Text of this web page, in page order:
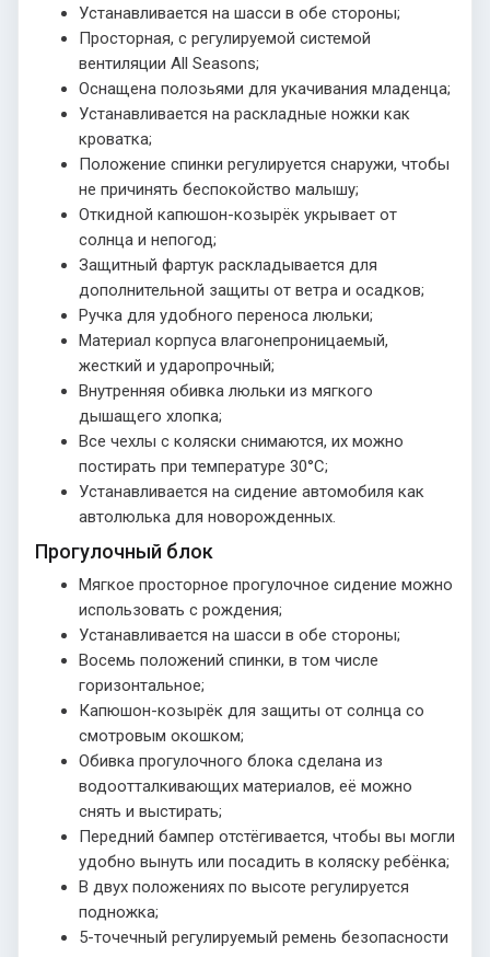
Устанавливается на шасси в обе стороны;
Просторная, с регулируемой системой
вентиляции All Seasons;
Оснащена полозьями для укачивания младенца;
Устанавливается на раскладные ножки как
кроватка;
Положение спинки регулируется снаружи, чтобы
не причинять беспокойство малышу;
Откидной капюшон-козырёк укрывает от
солнца и непогод;
Защитный фартук раскладывается для
дополнительной защиты от ветра и осадков;
Ручка для удобного переноса люльки;
Материал корпуса влагонепроницаемый,
жесткий и ударопрочный;
Внутренняя обивка люльки из мягкого
дышащего хлопка;
Все чехлы с коляски снимаются, их можно
постирать при температуре 30°С;
Устанавливается на сидение автомобиля как
автолюлька для новорожденных.
Прогулочный блок
Мягкое просторное прогулочное сидение можно
использовать с рождения;
Устанавливается на шасси в обе стороны;
Восемь положений спинки, в том числе
горизонтальное;
Капюшон-козырёк для защиты от солнца со
смотровым окошком;
Обивка прогулочного блока сделана из
водоотталкивающих материалов, её можно
снять и выстирать;
Передний бампер отстёгивается, чтобы вы могли
удобно вынуть или посадить в коляску ребёнка;
В двух положениях по высоте регулируется
подножка;
5-точечный регулируемый ремень безопасности